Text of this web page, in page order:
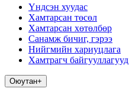
Үндсэн хуудас
Хамтарсан төсөл
Хамтарсан хөтөлбөр
Санамж бичиг, гэрээ
Нийгмийн хариуцлага
Хамтрагч байгууллагууд
Оюутан+